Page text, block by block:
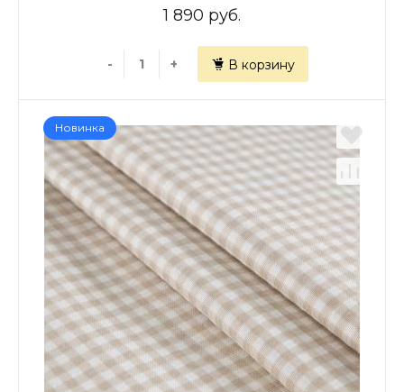
1 890 руб.
- + В корзину
Новинка